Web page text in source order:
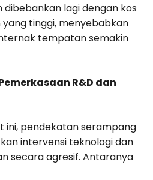
dibebankan lagi dengan kos
tinggi, menyebabkan
tempatan semakin
R&D dan
ini, pendekatan serampang
intervensi teknologi dan
secara agresif. Antaranya